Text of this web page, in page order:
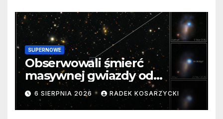
SUPERNOWE
Obserwowali śmierć
masywnej gwiazdy od
samego początku. Niezwykle
cenne dane
6 SIERPNIA 2026 RADEK KOSARZYCKI